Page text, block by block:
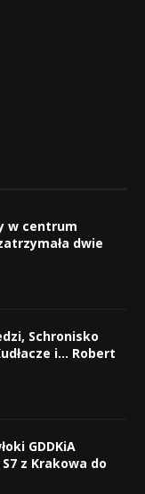
w centrum
dwie
Schronisko
i… Robert
GDDKiA
z Krakowa do